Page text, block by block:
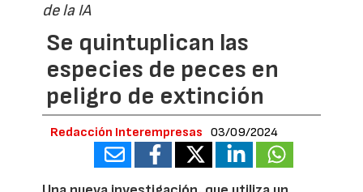
de la IA
Se quintuplican las
especies de peces en
peligro de extinción
Redacción Interempresas 03/09/2024